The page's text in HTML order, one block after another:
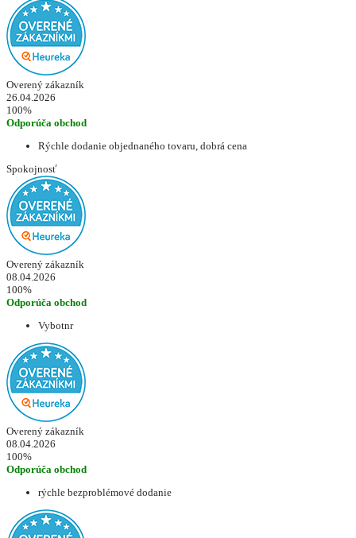
Overený zákazník
26.04.2026
100%
Odporúča obchod
Rýchle dodanie objednaného tovaru, dobrá cena
Spokojnosť
Overený zákazník
08.04.2026
100%
Odporúča obchod
Vybotnr
Overený zákazník
08.04.2026
100%
Odporúča obchod
rýchle bezproblémové dodanie